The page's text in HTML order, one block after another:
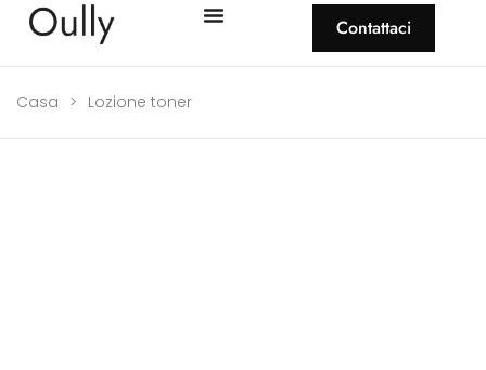
Contattaci
Casa > Lozione toner